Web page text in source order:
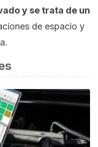
y se trata de un
de espacio y